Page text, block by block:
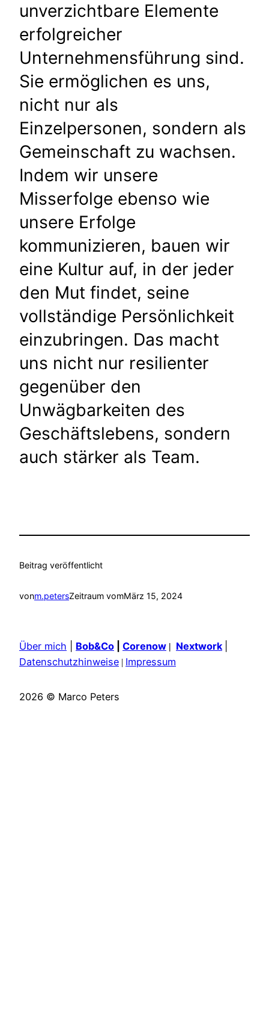
unverzichtbare Elemente
erfolgreicher
Unternehmensführung sind.
Sie ermöglichen es uns,
nicht nur als
Einzelpersonen, sondern als
Gemeinschaft zu wachsen.
Indem wir unsere
Misserfolge ebenso wie
unsere Erfolge
kommunizieren, bauen wir
eine Kultur auf, in der jeder
den Mut findet, seine
vollständige Persönlichkeit
einzubringen. Das macht
uns nicht nur resilienter
gegenüber den
Unwägbarkeiten des
Geschäftslebens, sondern
auch stärker als Team.
Beitrag veröffentlicht
vonm.petersZeitraum vomMärz 15, 2024
Über mich Bob&Co Corenow | Nextwork
Datenschutzhinweise | Impressum
2026 © Marco Peters